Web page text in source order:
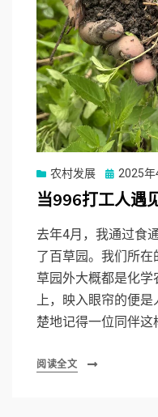
农村发展
Posted
on
2025年
当996打工人遇
去年4月，我通过食
了百草园。我们所
草园外大概都是化
上，映入眼帘的便
楚地记得一位同伴这
阅读全文